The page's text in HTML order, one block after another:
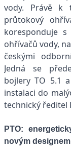
vody. Právě k
průtokový
koresponduje
ohřívačů vody,
českými
Jedná se
bojlery TO 5.1
instalaci do
technický ředitel
PTO:
novým designem